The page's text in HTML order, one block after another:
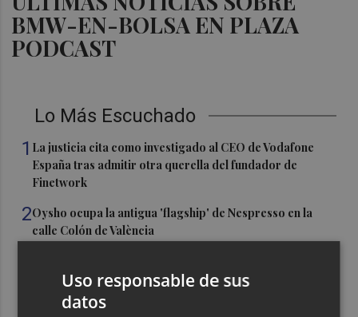
BMW-EN-BOLSA EN PLAZA
PODCAST
Lo Más Escuchado
1 La justicia cita como investigado al CEO de Vodafone
España tras admitir otra querella del fundador de
Finetwork
2Oysho ocupa la antigua 'flagship' de Nespresso en la
calle Colón de València
la atención al nacimiento
El proyecto 'Gramola' evalúa estrategias sostenibles
Uso responsable de sus
datos